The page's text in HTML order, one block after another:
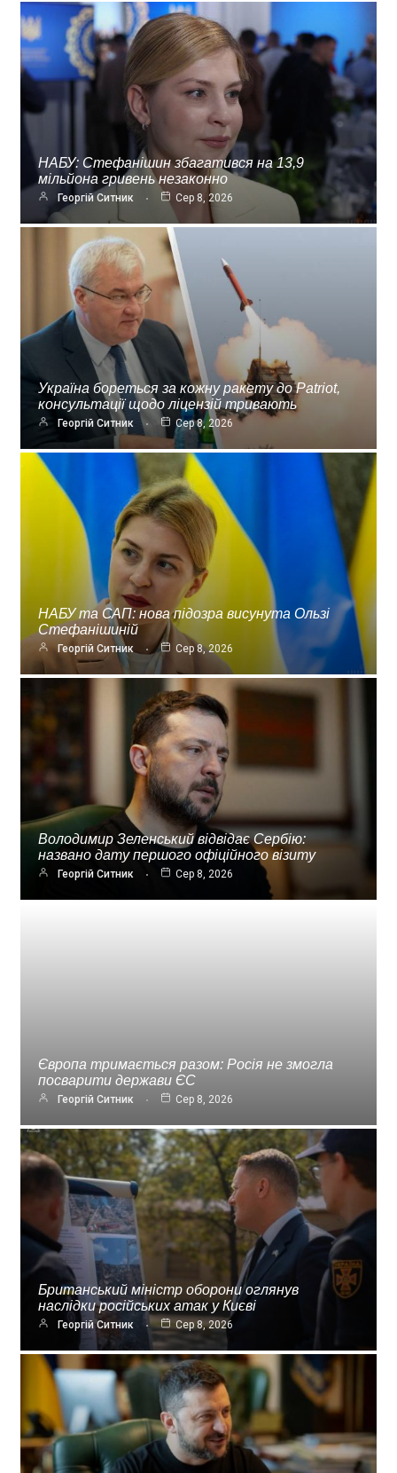
НАБУ: Стефанішин збагатився на 13,9
мільйона гривень незаконно
Георгій Ситник Сер 8, 2026
Україна бореться за кожну ракету до Patriot,
консультації щодо ліцензій тривають
Георгій Ситник Сер 8, 2026
НАБУ та САП: нова підозра висунута Ользі
Стефанішиній
Георгій Ситник Сер 8, 2026
Володимир Зеленський відвідає Сербію:
названо дату першого офіційного візиту
Георгій Ситник Сер 8, 2026
Європа тримається разом: Росія не змогла
посварити держави ЄС
Георгій Ситник Сер 8, 2026
Британський міністр оборони оглянув
наслідки російських атак у Києві
Георгій Ситник Сер 8, 2026